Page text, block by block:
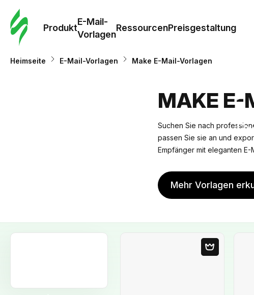
Produkt
E-Mail-
Vorlagen
RessourcenPreisgestaltung
Heimseite E-Mail-Vorlagen Make E-Mail-Vorlagen
MAKE E-
Suchen Sie nach
passen Sie sie an und
Empfänger mit eleganten E-
Mehr Vorlagen